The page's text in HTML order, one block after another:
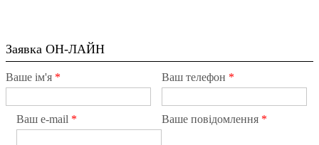
Заявка ОН-ЛАЙН
Ваше ім'я * Ваш телефон *
Ваш e-mail * Ваше повідомлення *